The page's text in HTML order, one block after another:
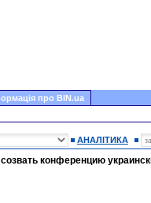
про BIN.ua
АНАЛІТИКА
конференцию